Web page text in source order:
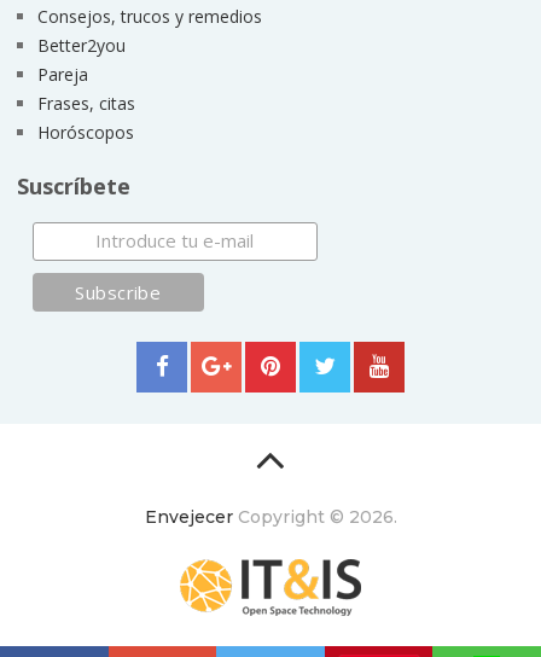
Consejos, trucos y remedios
Better2you
Pareja
Frases, citas
Horóscopos
Suscríbete
EnvejecerCopyright © 2026.